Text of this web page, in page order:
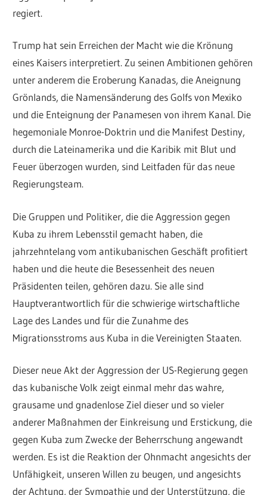
regiert.
Trump hat sein Erreichen der Macht wie die Krönung
eines Kaisers interpretiert. Zu seinen Ambitionen gehören
unter anderem die Eroberung Kanadas, die Aneignung
Grönlands, die Namensänderung des Golfs von Mexiko
und die Enteignung der Panamesen von ihrem Kanal. Die
hegemoniale Monroe-Doktrin und die Manifest Destiny,
durch die Lateinamerika und die Karibik mit Blut und
Feuer überzogen wurden, sind Leitfaden für das neue
Regierungsteam.
Die Gruppen und Politiker, die die Aggression gegen
Kuba zu ihrem Lebensstil gemacht haben, die
jahrzehntelang vom antikubanischen Geschäft profitiert
haben und die heute die Besessenheit des neuen
Präsidenten teilen, gehören dazu. Sie alle sind
Hauptverantwortlich für die schwierige wirtschaftliche
Lage des Landes und für die Zunahme des
Migrationsstroms aus Kuba in die Vereinigten Staaten.
Dieser neue Akt der Aggression der US-Regierung gegen
das kubanische Volk zeigt einmal mehr das wahre,
grausame und gnadenlose Ziel dieser und so vieler
anderer Maßnahmen der Einkreisung und Erstickung, die
gegen Kuba zum Zwecke der Beherrschung angewandt
werden. Es ist die Reaktion der Ohnmacht angesichts der
Unfähigkeit, unseren Willen zu beugen, und angesichts
der Achtung, der Sympathie und der Unterstützung, die